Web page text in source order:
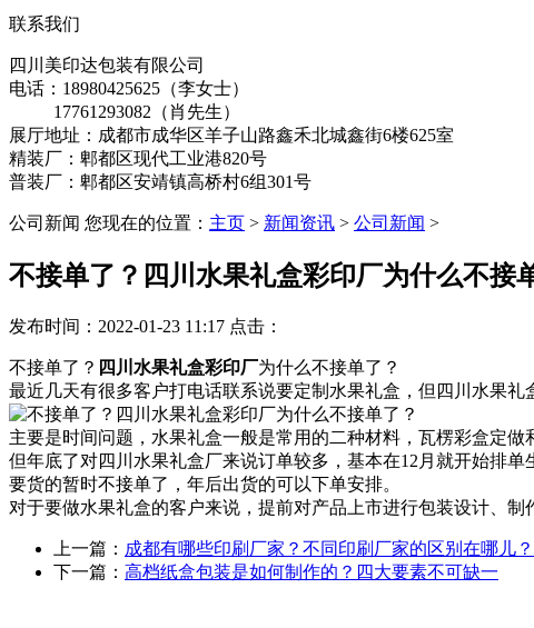
联系我们
四川美印达包装有限公司
电话：18980425625（李女士）
17761293082（肖先生）
展厅地址：成都市成华区羊子山路鑫禾北城鑫街6楼625室
精装厂：郫都区现代工业港820号
普装厂：郫都区安靖镇高桥村6组301号
公司新闻 您现在的位置： 主页 > 新闻资讯 > 公司新闻 >
不接单了？四川水果礼盒彩印厂为什么不接
发布时间：2022-01-23 11:17 点击：
不接单了？ 四川水果礼盒彩印厂为什么不接单了？
最近几天有很多客户打电话联系说要定制水果礼盒，但四川水果
主要是时间问题，水果礼盒一般是常用的二种材料，瓦楞彩盒定
但年底了对四川水果礼盒厂来说订单较多，基本在12月就开始排
要货的暂时不接单了，年后出货的可以下单安排。
对于要做水果礼盒的客户来说，提前对产品上市进行包装设计、
上一篇： 成都有哪些印刷厂家？不同印刷厂家的区别在哪儿？
下一篇： 高档纸盒包装是如何制作的？四大要素不可缺一